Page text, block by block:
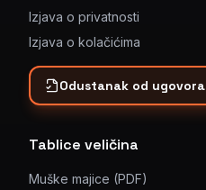
Izjava o privatnosti
Izjava o kolačićima
Odustanak od ugovora
Tablice veličina
Muške majice (PDF)